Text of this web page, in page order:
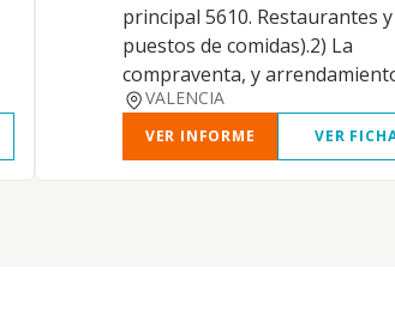
principal 5610. Restaurantes y
puestos de comidas).2) La
compraventa, y
VALENCIA
VER INFORME VER